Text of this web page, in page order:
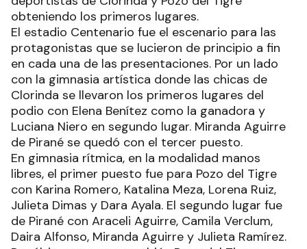
obteniendo los primeros lugares.
El estadio Centenario fue el escenario para las
protagonistas que se lucieron de principio a fin
en cada una de las presentaciones. Por un lado
con la gimnasia artística donde las chicas de
Clorinda se llevaron los primeros lugares del
podio con Elena Benítez como la ganadora y
Luciana Niero en segundo lugar. Miranda Aguirre
de Pirané se quedó con el tercer puesto.
En gimnasia rítmica, en la modalidad manos
libres, el primer puesto fue para Pozo del Tigre
con Karina Romero, Katalina Meza, Lorena Ruiz,
Julieta Dimas y Dara Ayala. El segundo lugar fue
de Pirané con Araceli Aguirre, Camila Verclum,
Daira Alfonso, Miranda Aguirre y Julieta Ramírez.